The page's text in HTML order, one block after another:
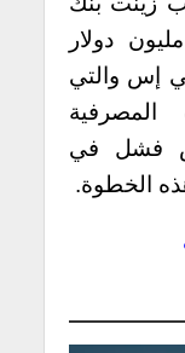
أموال بقيمة 13.6 مليون دولار
إس والتي
فشل في
الخطوة.